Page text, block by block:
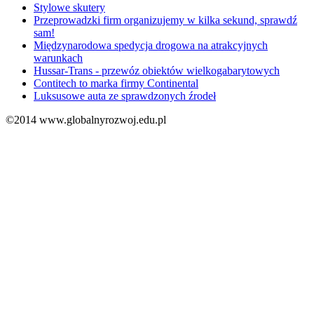
Stylowe skutery
Przeprowadzki firm organizujemy w kilka sekund, sprawdź
sam!
Międzynarodowa spedycja drogowa na atrakcyjnych
warunkach
Hussar-Trans - przewóz obiektów wielkogabarytowych
Contitech to marka firmy Continental
Luksusowe auta ze sprawdzonych źrodeł
©2014 www.globalnyrozwoj.edu.pl